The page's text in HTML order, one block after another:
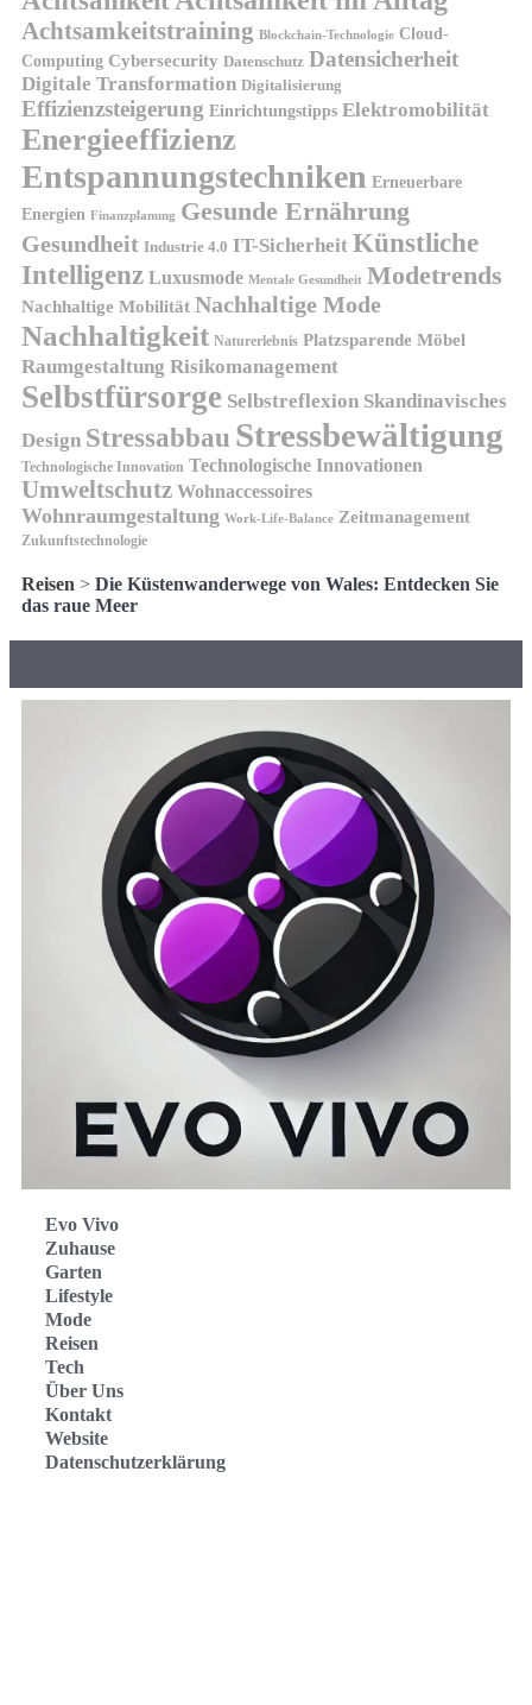
Achtsamkeitstraining Blockchain-Technologie Cloud-
Computing Cybersecurity Datenschutz Datensicherheit
Digitale Transformation Digitalisierung
Effizienzsteigerung Einrichtungstipps Elektromobilität
Energieeffizienz
Entspannungstechniken Erneuerbare
Energien Finanzplanung Gesunde Ernährung
Gesundheit Industrie 4.0 IT-Sicherheit Künstliche
Intelligenz Luxusmode Mentale Gesundheit Modetrends
Nachhaltige Mobilität Nachhaltige Mode
Nachhaltigkeit Naturerlebnis Platzsparende Möbel
Raumgestaltung Risikomanagement
Selbstfürsorge Selbstreflexion Skandinavisches
Design Stressabbau Stressbewältigung
Technologische Innovation Technologische Innovationen
Umweltschutz Wohnaccessoires
Wohnraumgestaltung Work-Life-Balance Zeitmanagement
Zukunftstechnologie
Reisen > Die Küstenwanderwege von Wales: Entdecken Sie
das raue Meer
Evo Vivo
Zuhause
Garten
Lifestyle
Mode
Reisen
Tech
Über Uns
Kontakt
Website
Datenschutzerklärung